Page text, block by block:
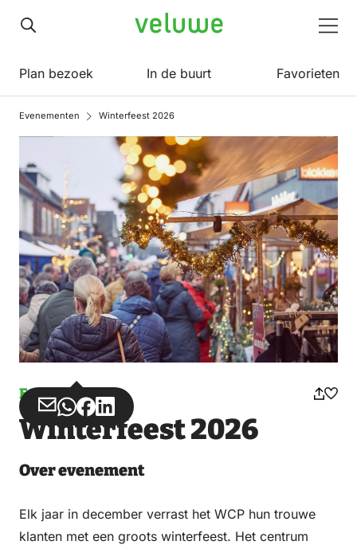
Veluwe
Plan bezoek In de buurt Favorieten
Evenementen Winterfeest 2026
Evenement
Deel
via
Deel
via
Deel
op
Deel
op
Winterfeest 2026
Over evenement
Elk jaar in december verrast het WCP hun trouwe
klanten met een groots winterfeest. Het centrum